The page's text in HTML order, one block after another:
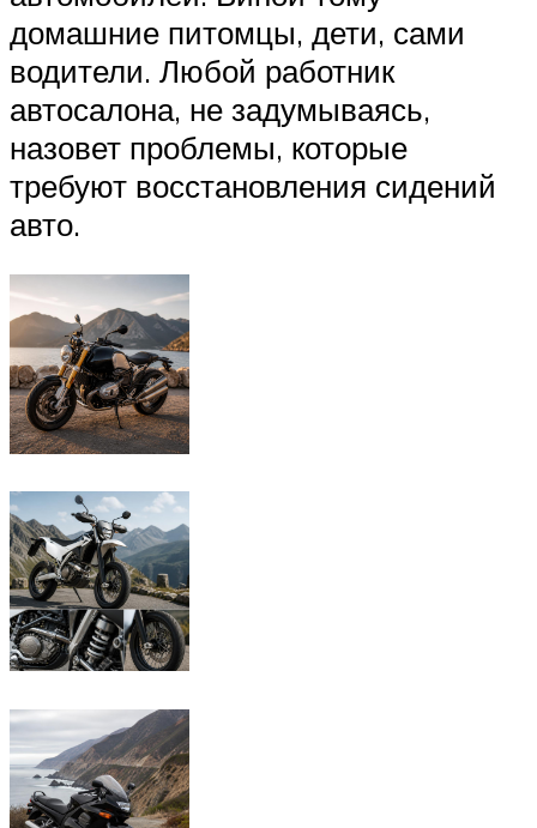
домашние питомцы, дети, сами
водители. Любой работник
автосалона, не задумываясь,
назовет проблемы, которые
требуют восстановления сидений
авто.